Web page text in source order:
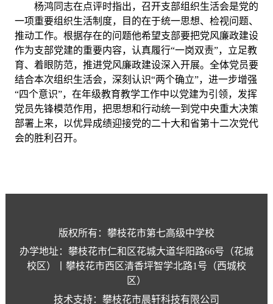
杨鸿同志在点评时指出，召开支部组织生活会是党的
一项重要组织生活制度，目的在于统一思想、检视问题、
推动工作。根据存在的问题他希望支部要把党风廉政建设
作为支部党建的重要内容，认真履行“一岗双责”，立足教
育、着眼防范，推进党风廉政建设深入开展。全体党员要
结合本次组织生活会，深刻认识“两个确立”，进一步增强
“四个意识”，在年级教育教学工作中以党建为引领，发挥
党员先锋模范作用，把思想和行动统一到党中央重大决策
部署上来，以优异成绩迎接党的二十大和省第十二次党代
会的胜利召开。
版权所有：攀枝花市第七高级中学校
办学地址：攀枝花市仁和区花城大道华阳路66号（花城
校区）丨攀枝花市西区清香坪智学北路1号（西城校
区）
技术支持：攀枝花市晨轩科技有限公司